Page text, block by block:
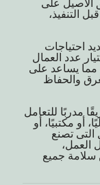
الأصيل على
التنفيذ،
احتياجات
عدد العمال
مما يساعد على
والحفاظ
مدربًا للتعامل
أو مكتبيًا، أو
التى تصنع
العمل،
سلامة جميع